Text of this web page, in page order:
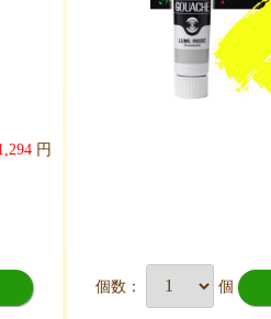
円
個数： 個